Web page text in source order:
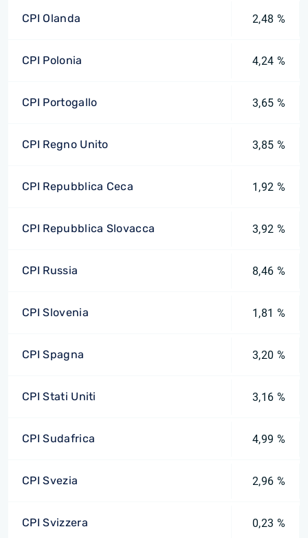
CPI Olanda 2,48 %
CPI Polonia 4,24 %
CPI Portogallo 3,65 %
CPI Regno Unito 3,85 %
CPI Repubblica Ceca 1,92 %
CPI Repubblica Slovacca 3,92 %
CPI Russia 8,46 %
CPI Slovenia 1,81 %
CPI Spagna 3,20 %
CPI Stati Uniti 3,16 %
CPI Sudafrica 4,99 %
CPI Svezia 2,96 %
CPI Svizzera 0,23 %